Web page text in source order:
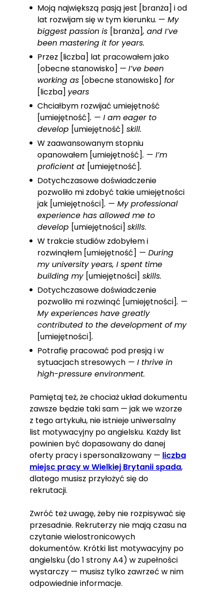
Moją największą pasją jest [branża] i od
lat rozwijam się w tym kierunku. — My
biggest passion is [branża], and I’ve
been mastering it for years.
Przez [liczba] lat pracowałem jako
[obecne stanowisko] — I’ve been
working as [obecne stanowisko] for
[liczba] years
Chciałbym rozwijać umiejętność
[umiejętność]. — I am eager to
develop [umiejętność] skill.
W zaawansowanym stopniu
opanowałem [umiejętność]. — I’m
proficient at [umiejętność].
Dotychczasowe doświadczenie
pozwoliło mi zdobyć takie umiejętności
jak [umiejętności]. — My professional
experience has allowed me to
develop [umiejętności] skills.
W trakcie studiów zdobyłem i
rozwinąłem [umiejętność] — During
my university years, I spent time
building my [umiejętności] skills.
Dotychczasowe doświadczenie
pozwoliło mi rozwinąć [umiejętności]. —
My experiences have greatly
contributed to the development of my
[umiejętności].
Potrafię pracować pod presją i w
sytuacjach stresowych — I thrive in
high-pressure environment.
Pamiętaj też, że chociaż układ dokumentu
zawsze będzie taki sam — jak we wzorze
z tego artykułu, nie istnieje uniwersalny
list motywacyjny po angielsku. Każdy list
powinien być dopasowany do danej
oferty pracy i spersonalizowany — liczba
miejsc pracy w Wielkiej Brytanii spada,
dlatego musisz przyłożyć się do
rekrutacji.
Zwróć też uwagę, żeby nie rozpisywać się
przesadnie. Rekruterzy nie mają czasu na
czytanie wielostronicowych
dokumentów. Krótki list motywacyjny po
angielsku (do 1 strony A4) w zupełności
wystarczy — musisz tylko zawrzeć w nim
odpowiednie informacje.